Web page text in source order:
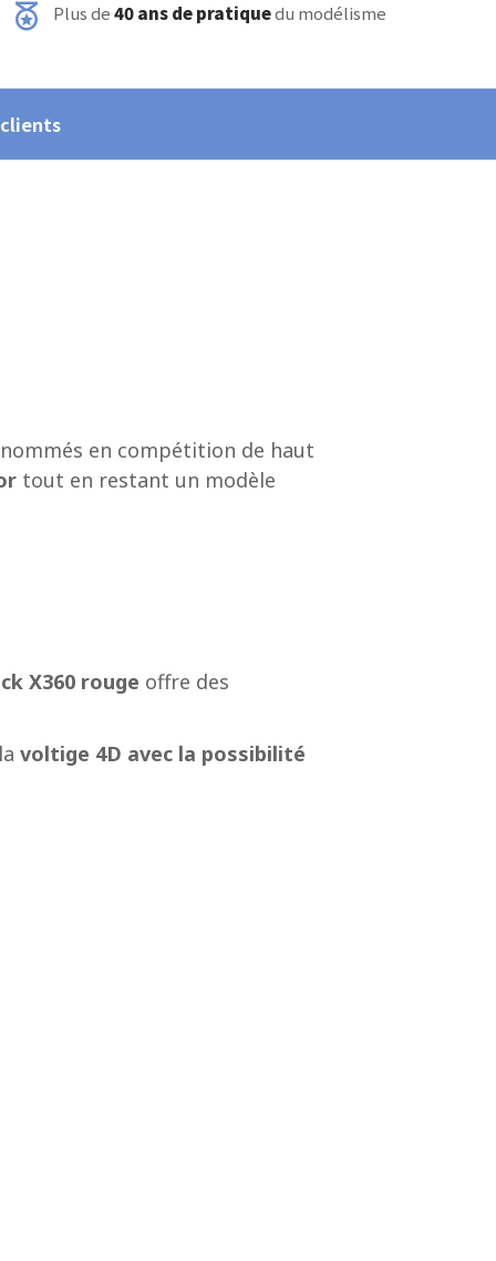
Plus de40 ans de pratiquedu modélisme
en compétition de haut
tout en restant un modèle
X360 rouge offre des
voltige 4D avec la possibilité